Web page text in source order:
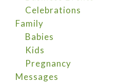
Celebrations
Family
Babies
Kids
Pregnancy
Messages